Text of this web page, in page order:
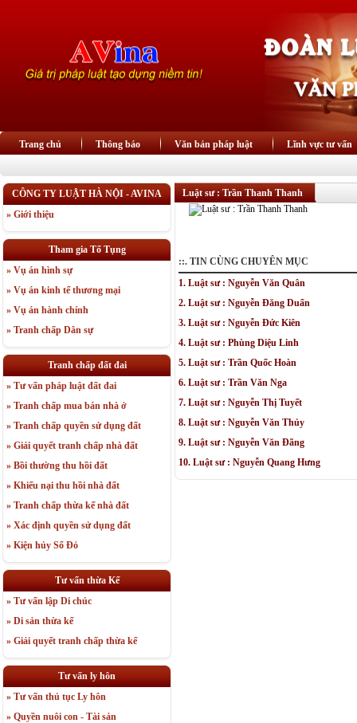
Trang chủ Thông báo Văn bản pháp luật Lĩnh vực tư vấn
CÔNG TY LUẬT HÀ NỘI - AVINA
» Giới thiệu
Tham gia Tố Tụng
» Vụ án hình sự
» Vụ án kinh tế thương mại
» Vụ án hành chính
» Tranh chấp Dân sự
Tranh chấp đất đai
» Tư vấn pháp luật đất đai
» Tranh chấp mua bán nhà ở
» Tranh chấp quyền sử dụng đất
» Giải quyết tranh chấp nhà đất
» Bồi thường thu hồi đất
» Khiếu nại thu hồi nhà đất
» Tranh chấp thừa kế nhà đất
» Xác định quyền sử dụng đất
» Kiện hủy Sổ Đỏ
Tư vấn thừa Kế
» Tư vấn lập Di chúc
» Di sản thừa kế
» Giải quyết tranh chấp thừa kế
Tư vấn ly hôn
» Tư vấn thủ tục Ly hôn
» Quyền nuôi con - Tài sản
Luật sư : Trần Thanh Thanh
::. TIN CÙNG CHUYÊN MỤC
1. Luật sư : Nguyễn Văn Quân
2. Luật sư : Nguyễn Đăng Duẩn
3. Luật sư : Nguyễn Đức Kiên
4. Luật sư : Phùng Diệu Linh
5. Luật sư : Trần Quốc Hoàn
6. Luật sư : Trần Văn Nga
7. Luật sư : Nguyễn Thị Tuyết
8. Luật sư : Nguyễn Văn Thủy
9. Luật sư : Nguyễn Văn Đãng
10. Luật sư : Nguyễn Quang Hưng